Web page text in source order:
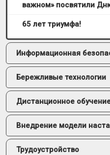
важном» посвятили
65 лет триумфа!
Информационная
Бережливые технологии
Дистанционное
Внедрение модели
Трудоустройство